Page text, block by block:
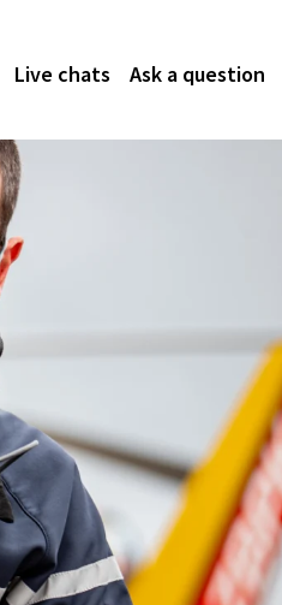
Live chats Ask a question